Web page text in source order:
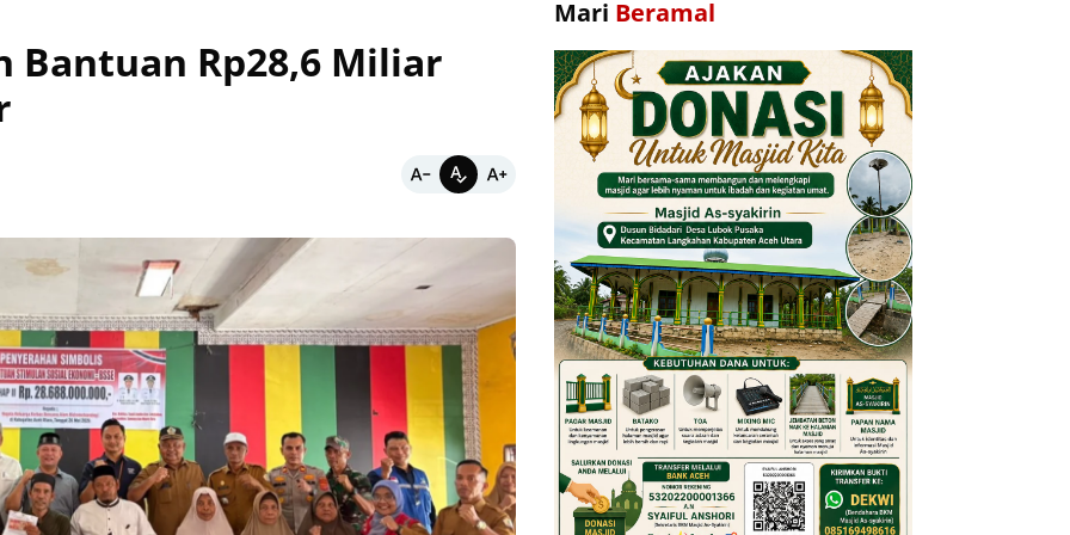
Bantuan Rp28,6 Miliar
Mari Beramal